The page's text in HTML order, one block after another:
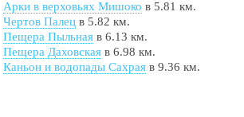
Арки в верховьях Мишоко в 5.81 км.
Чертов Палецв 5.82 км.
Пещера Пыльнаяв 6.13 км.
Пещера Даховскаяв 6.98 км.
Каньон и водопады Сахраяв 9.36 км.